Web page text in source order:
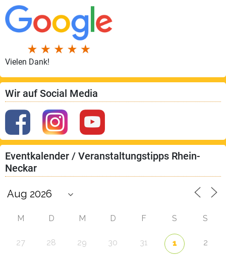
Vielen Dank!
Wir auf Social Media
Eventkalender / Veranstaltungstipps Rhein-
Neckar
M D M D F S S
27 28 29 30 31 1 2